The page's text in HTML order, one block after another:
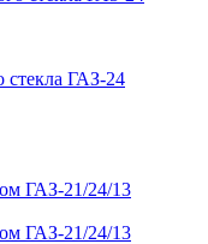
стекла ГАЗ-24